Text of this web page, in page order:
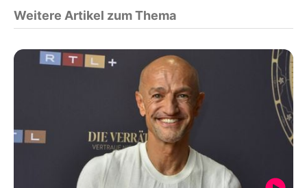
Weitere Artikel zum Thema